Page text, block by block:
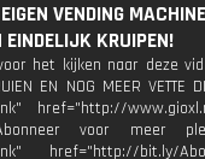
VENDING
EINDELIJK KRUIPEN!
het kijken naar deze
EN NOG MEER VETTE
href="http://
voor meer
href="http://bit.ly/